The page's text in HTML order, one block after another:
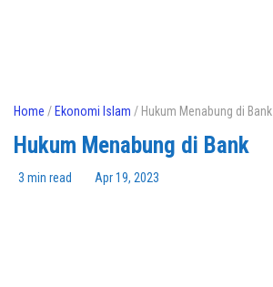
Home / Ekonomi Islam / Hukum Menabung di Bank
Hukum Menabung di Bank
3 min read Apr 19, 2023